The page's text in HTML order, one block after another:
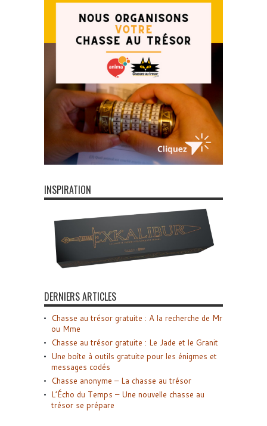
INSPIRATION
DERNIERS ARTICLES
Chasse au trésor gratuite : A la recherche de Mr
ou Mme
Chasse au trésor gratuite : Le Jade et le Granit
Une boîte à outils gratuite pour les énigmes et
messages codés
Chasse anonyme – La chasse au trésor
L’Écho du Temps – Une nouvelle chasse au
trésor se prépare